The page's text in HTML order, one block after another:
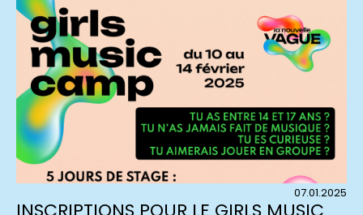
07.01.2025